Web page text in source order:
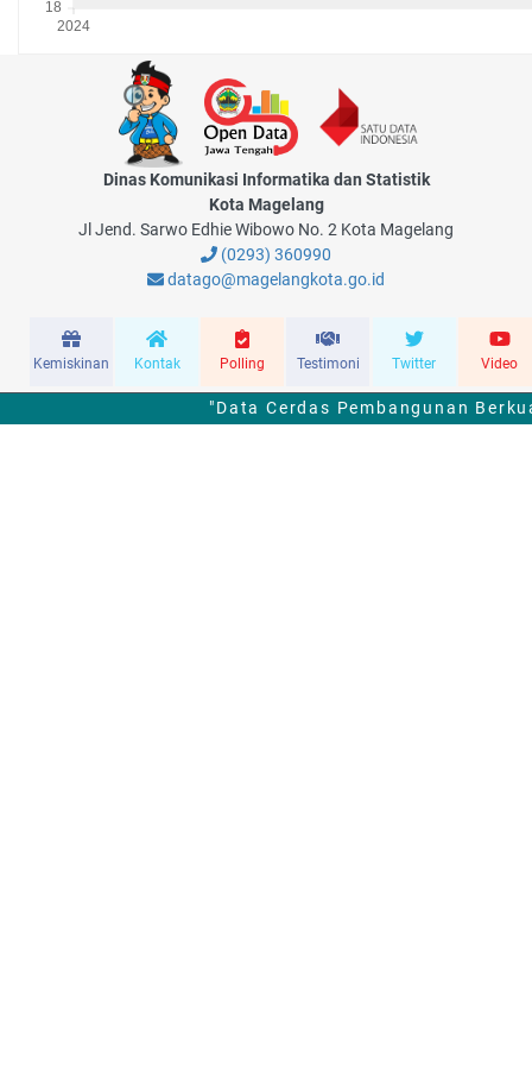
Dinas Komunikasi Informatika dan Statistik
Kota Magelang
Jl Jend. Sarwo Edhie Wibowo No. 2 Kota Magelang
(0293) 360990
datago@magelangkota.go.id
Kemiskinan Kontak Polling Testimoni Twitter Video
"Data Cerdas Pembangunan